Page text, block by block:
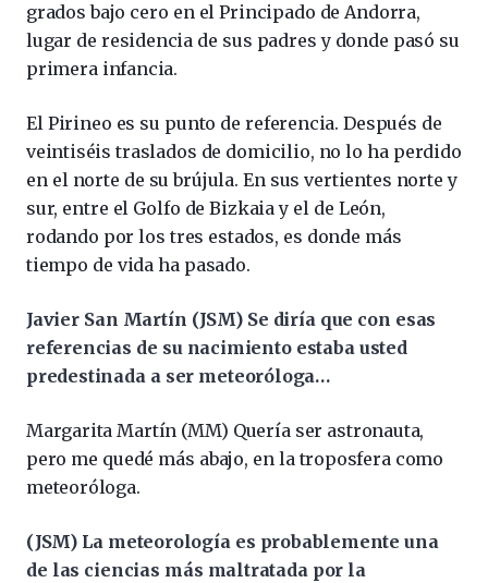
grados bajo cero en el Principado de Andorra,
lugar de residencia de sus padres y donde pasó su
primera infancia.
El Pirineo es su punto de referencia. Después de
veintiséis traslados de domicilio, no lo ha perdido
en el norte de su brújula. En sus vertientes norte y
sur, entre el Golfo de Bizkaia y el de León,
rodando por los tres estados, es donde más
tiempo de vida ha pasado.
Javier San Martín (JSM) Se diría que con esas
referencias de su nacimiento estaba usted
predestinada a ser meteoróloga…
Margarita Martín (MM) Quería ser astronauta,
pero me quedé más abajo, en la troposfera como
meteoróloga.
(JSM) La meteorología es probablemente una
de las ciencias más maltratada por la